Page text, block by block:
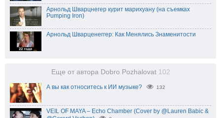
Арнольд Шварцнегер курит марихуану (на съемках
Рumping Iron)
Арнольд Шварценеггер: Как Менялись Знаменитости
Еще от автора Dobro Pozhalovat 102
А вы как относитесь к ИИ музыке? 132
VEIL OF MAYA – Echo Chamber (Cover by @Lauren Babic &